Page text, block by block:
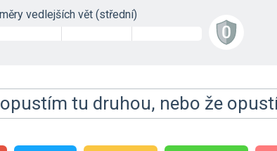
vedlejších vět (střední)
tu druhou, nebo že